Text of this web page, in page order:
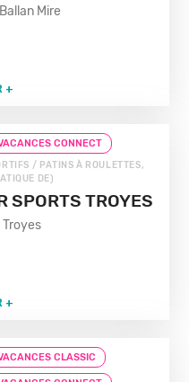
Mire
+
CONNECT
/ PATINS À ROULETTES,
DE)
SPORTS TROYES
+
CLASSIC